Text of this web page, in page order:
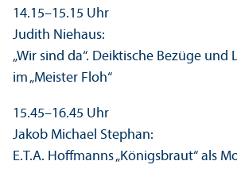
14.15–15.15 Uhr
Judith Niehaus:
„Wir sind da“. Deiktische Bezüge
im „Meister Floh“
15.45–16.45 Uhr
Jakob Michael Stephan:
E.T.A. Hoffmanns „Königsbraut“ als